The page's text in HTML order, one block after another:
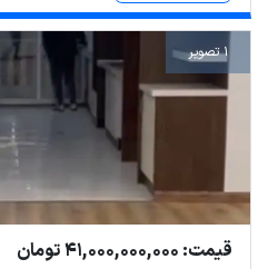
1 تصویر
قیمت: 41,000,000,000 تومان